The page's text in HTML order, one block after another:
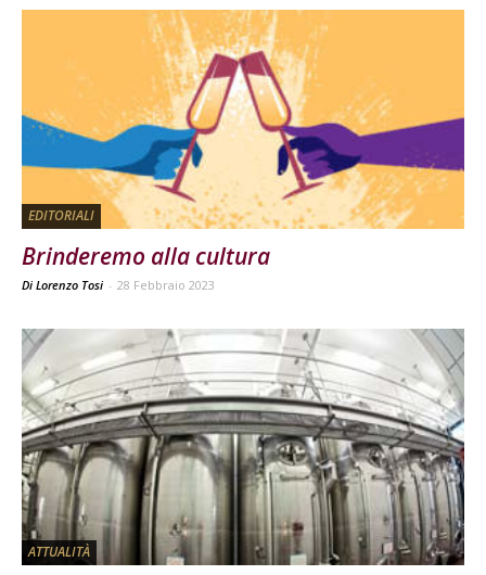
EDITORIALI
Brinderemo alla cultura
Di Lorenzo Tosi - 28 Febbraio 2023
ATTUALITÀ